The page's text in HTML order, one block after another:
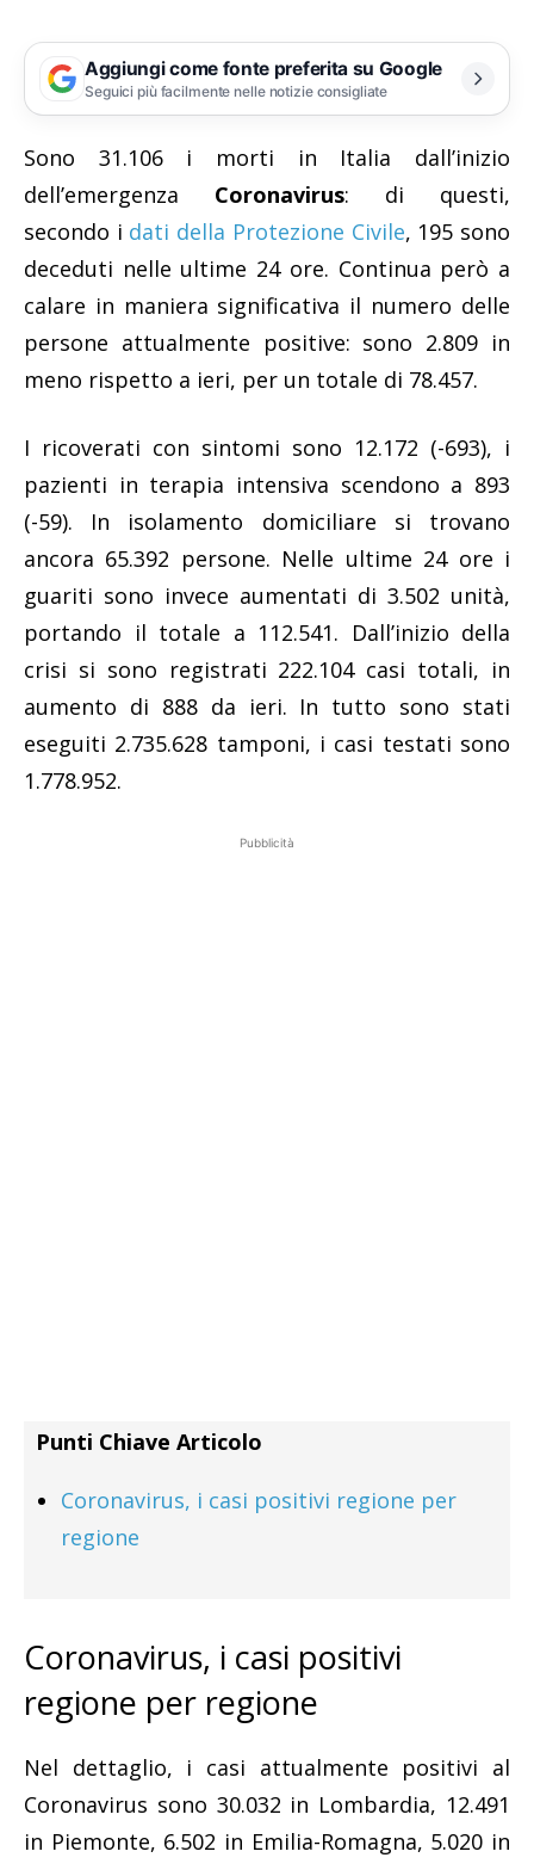
Aggiungi come fonte preferita su Google
Seguici più facilmente nelle notizie consigliate
Sono 31.106 i morti in Italia dall’inizio
dell’emergenza Coronavirus: di questi,
secondo i dati della Protezione Civile, 195 sono
deceduti nelle ultime 24 ore. Continua però a
calare in maniera significativa il numero delle
persone attualmente positive: sono 2.809 in
meno rispetto a ieri, per un totale di 78.457.
I ricoverati con sintomi sono 12.172 (-693), i
pazienti in terapia intensiva scendono a 893
(-59). In isolamento domiciliare si trovano
ancora 65.392 persone. Nelle ultime 24 ore i
guariti sono invece aumentati di 3.502 unità,
portando il totale a 112.541. Dall’inizio della
crisi si sono registrati 222.104 casi totali, in
aumento di 888 da ieri. In tutto sono stati
eseguiti 2.735.628 tamponi, i casi testati sono
1.778.952.
Pubblicità
Punti Chiave Articolo
Coronavirus, i casi positivi regione per
regione
Coronavirus, i casi positivi
regione per regione
Nel dettaglio, i casi attualmente positivi al
Coronavirus sono 30.032 in Lombardia, 12.491
in Piemonte, 6.502 in Emilia-Romagna, 5.020 in